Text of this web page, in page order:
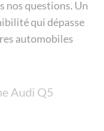
nos questions. Un
qui dépasse
automobiles
Audi Q5
le véhicule le
la formule
budget est
surprise !
Clio IV